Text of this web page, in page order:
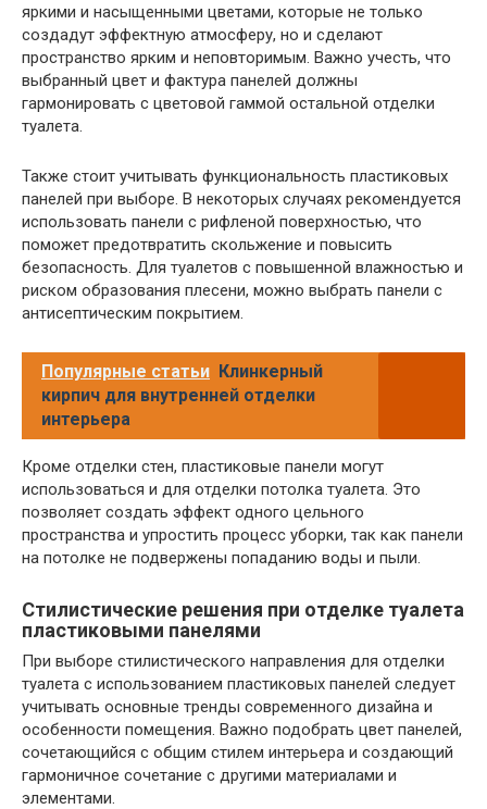
яркими и насыщенными цветами, которые не только
создадут эффектную атмосферу, но и сделают
пространство ярким и неповторимым. Важно учесть, что
выбранный цвет и фактура панелей должны
гармонировать с цветовой гаммой остальной отделки
туалета.
Также стоит учитывать функциональность пластиковых
панелей при выборе. В некоторых случаях рекомендуется
использовать панели с рифленой поверхностью, что
поможет предотвратить скольжение и повысить
безопасность. Для туалетов с повышенной влажностью и
риском образования плесени, можно выбрать панели с
антисептическим покрытием.
Популярные статьи Клинкерный
кирпич для внутренней отделки
интерьера
Кроме отделки стен, пластиковые панели могут
использоваться и для отделки потолка туалета. Это
позволяет создать эффект одного цельного
пространства и упростить процесс уборки, так как панели
на потолке не подвержены попаданию воды и пыли.
Стилистические решения при отделке туалета
пластиковыми панелями
При выборе стилистического направления для отделки
туалета с использованием пластиковых панелей следует
учитывать основные тренды современного дизайна и
особенности помещения. Важно подобрать цвет панелей,
сочетающийся с общим стилем интерьера и создающий
гармоничное сочетание с другими материалами и
элементами.